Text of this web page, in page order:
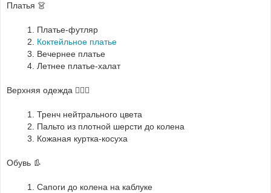
Платья 👗
Платье-футляр
Коктейльное платье
Вечернее платье
Летнее платье-халат
Верхняя одежда 🕵🏻‍♀️
Тренч нейтрального цвета
Пальто из плотной шерсти до колена
Кожаная куртка-косуха
Обувь 👢
Сапоги до колена на каблуке